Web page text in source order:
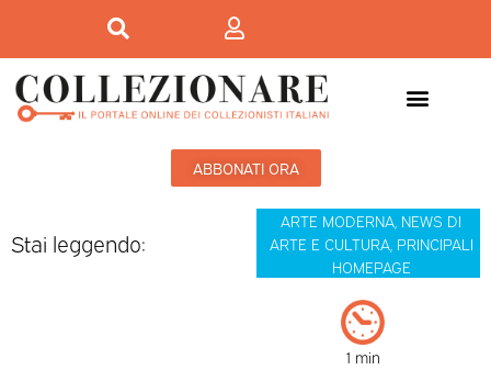
ABBONATI ORA
Stai leggendo:
ARTE MODERNA NEWS DI
ARTE E CULTURA, PRINCIPALI
HOMEPAGE
1 min